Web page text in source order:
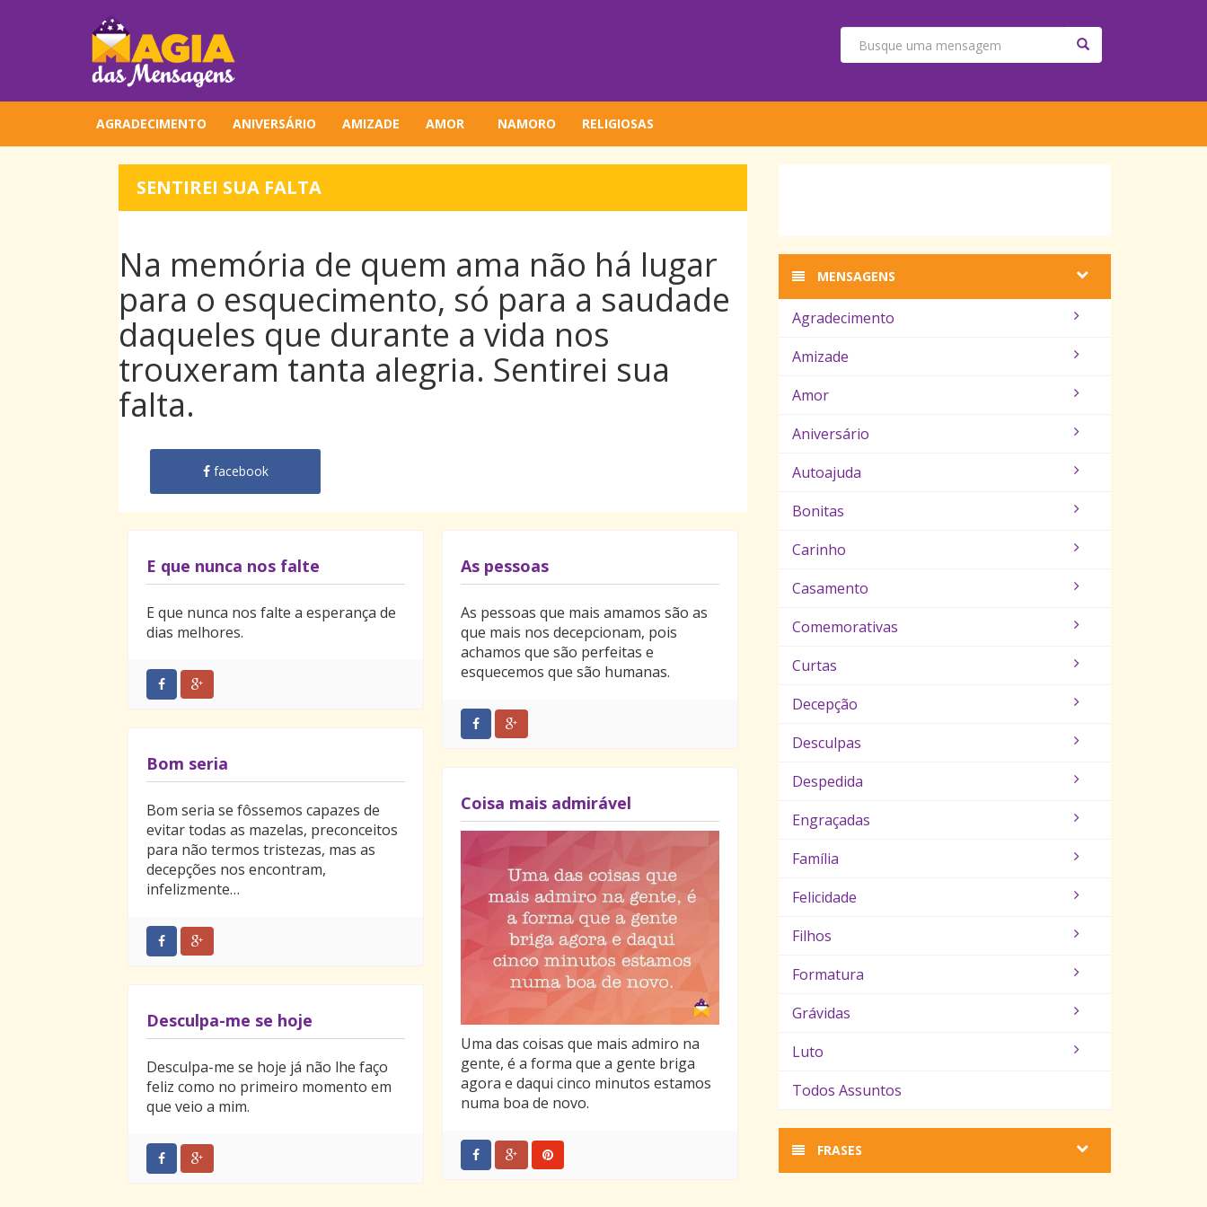
AGRADECIMENTO ANIVERSÁRIO AMIZADE AMOR NAMORO RELIGIOSAS
SENTIREI SUA FALTA
Na memória de quem ama não há lugar
para o esquecimento, só para a saudade
daqueles que durante a vida nos
trouxeram tanta alegria. Sentirei sua
falta.
facebook
E que nunca nos falte
E que nunca nos falte a esperança de
dias melhores.
As pessoas
As pessoas que mais amamos são as
que mais nos decepcionam, pois
achamos que são perfeitas e
esquecemos que são humanas.
Bom seria
Bom seria se fôssemos capazes de
evitar todas as mazelas, preconceitos
para não termos tristezas, mas as
decepções nos encontram,
infelizmente…
Coisa mais admirável
Uma das coisas que mais admiro na
gente, é a forma que a gente briga
agora e daqui cinco minutos estamos
numa boa de novo.
Desculpa-me se hoje
Desculpa-me se hoje já não lhe faço
feliz como no primeiro momento em
que veio a mim.
MENSAGENS
Agradecimento
Amizade
Amor
Aniversário
Autoajuda
Bonitas
Carinho
Casamento
Comemorativas
Curtas
Decepção
Desculpas
Despedida
Engraçadas
Família
Felicidade
Filhos
Formatura
Grávidas
Luto
Todos Assuntos
FRASES